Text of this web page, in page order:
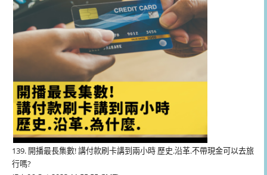
139. 開播最長集數! 講付款刷卡講到兩小時 歷史.沿革.不帶現金可以去旅
行嗎?